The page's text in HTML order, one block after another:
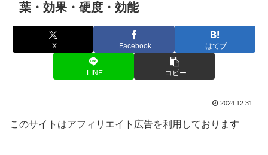
葉・効果・硬度・効能
X Facebook はてブ
LINE コピー
2024.12.31
このサイトはアフィリエイト広告を利用しております